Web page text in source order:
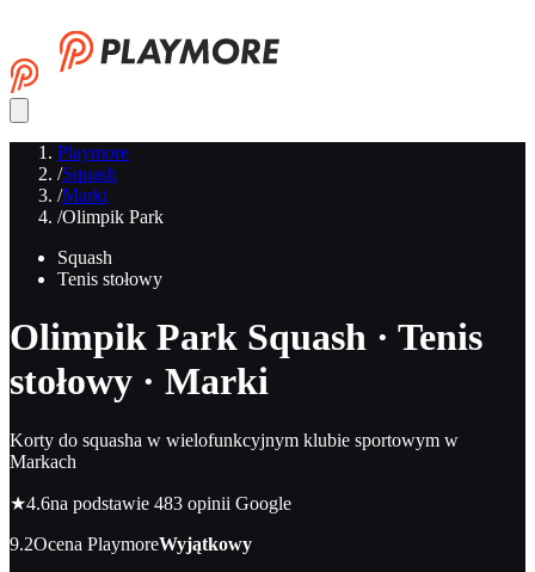
Playmore
/Squash
/Marki
/Olimpik Park
Squash
Tenis stołowy
Olimpik Park Squash · Tenis
stołowy · Marki
Korty do squasha w wielofunkcyjnym klubie sportowym w
Markach
★4.6na podstawie 483 opinii Google
9.2Ocena PlaymoreWyjątkowy